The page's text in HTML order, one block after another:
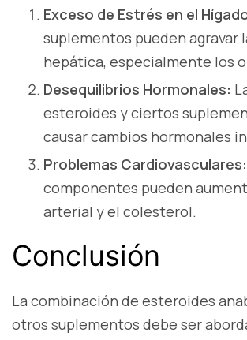
Exceso de Estrés en el
suplementos pueden agravar
hepática, especialmente los
Desequilibrios Hormonales:
esteroides y ciertos
causar cambios hormonales
Problemas Cardiovasculares:
componentes pueden
arterial y el colesterol.
Conclusión
La combinación de esteroides
otros suplementos debe ser